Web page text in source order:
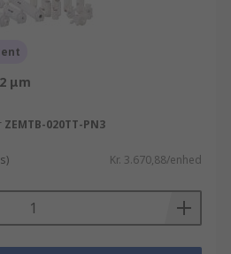
μm
ZEMTB-020TT-PN3
Kr. 3.670,88/enhed